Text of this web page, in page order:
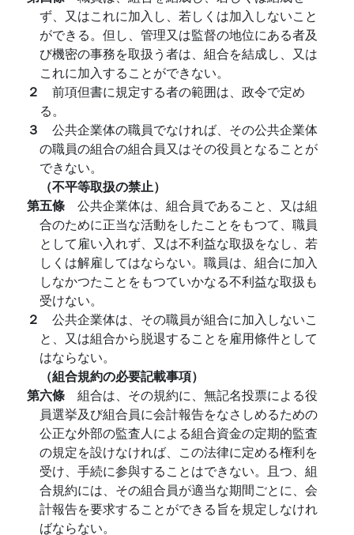
ず、又はこれに加入し、若しくは加入しないこと
ができる。但し、管理又は監督の地位にある者及
び機密の事務を取扱う者は、組合を結成し、又は
これに加入することができない。
２ 前項但書に規定する者の範囲は、政令で定め
る。
３ 公共企業体の職員でなければ、その公共企業体
の職員の組合の組合員又はその役員となることが
できない。
（不平等取扱の禁止）
第五條 公共企業体は、組合員であること、又は組
合のために正当な活動をしたことをもつて、職員
として雇い入れず、又は不利益な取扱をなし、若
しくは解雇してはならない。職員は、組合に加入
しなかつたことをもつていかなる不利益な取扱も
受けない。
２ 公共企業体は、その職員が組合に加入しないこ
と、又は組合から脱退することを雇用條件として
はならない。
（組合規約の必要記載事項）
第六條 組合は、その規約に、無記名投票による役
員選挙及び組合員に会計報告をなさしめるための
公正な外部の監査人による組合資金の定期的監査
の規定を設けなければ、この法律に定める権利を
受け、手続に参與することはできない。且つ、組
合規約には、その組合員が適当な期間ごとに、会
計報告を要求することができる旨を規定しなけれ
ばならない。